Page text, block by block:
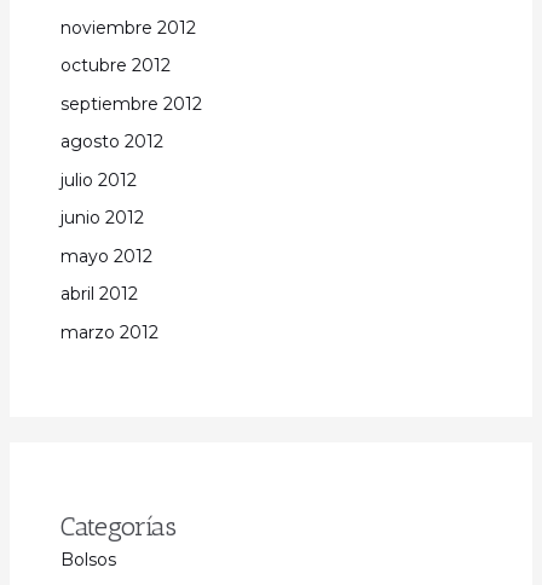
noviembre 2012
octubre 2012
septiembre 2012
agosto 2012
julio 2012
junio 2012
mayo 2012
abril 2012
marzo 2012
Categorías
Bolsos